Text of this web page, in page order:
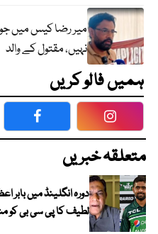
میر رضا کیس میں
نہیں، مقتول کے والد
ہمیں فالو کریں
Facebook
متعلقہ خبریں
دورہ انگلینڈ میں بابر
لطیف کا پی سی بی کو